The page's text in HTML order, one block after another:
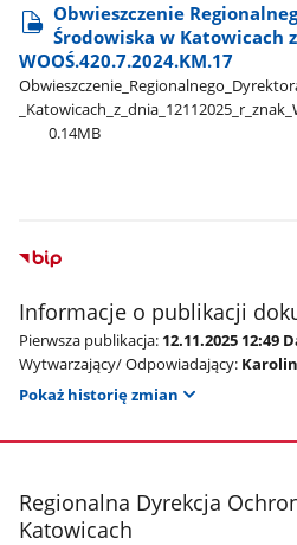
Obwieszczenie
Środowiska w Katowicach
WOOŚ.420.7.2024.KM.17
0.14MB
Informacje o publikacji
Pierwsza publikacja: 12.11.2025 12:49
Wytwarzający/ Odpowiadający:
Pokaż historię zmian
stopka
Regionalna Dyrekcja
Katowicach